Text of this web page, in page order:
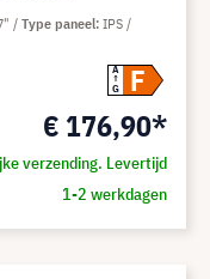
A
G
F
€ 176,90*
verzending. Levertijd
1-2 werkdagen
Type paneel IPS